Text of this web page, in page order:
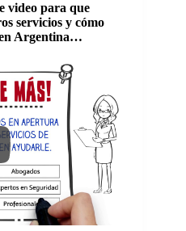
video para que
servicios y cómo
Argentina…